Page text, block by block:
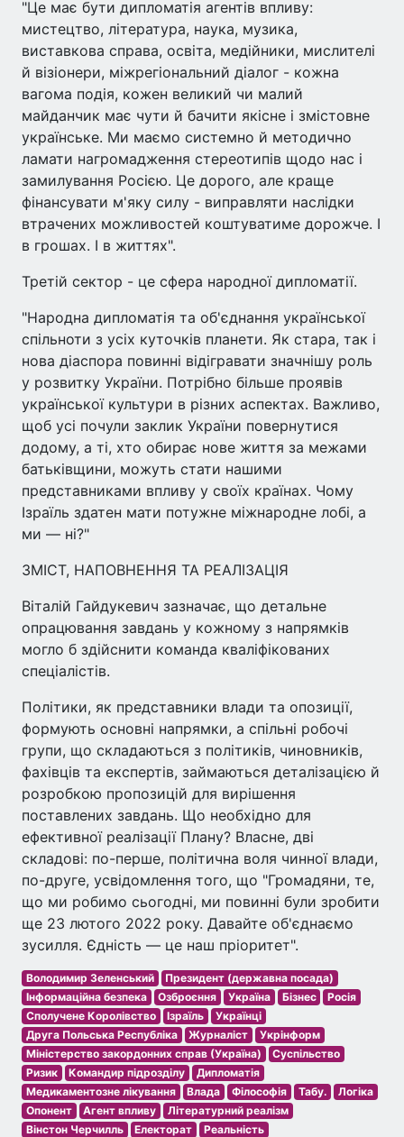
"Це має бути дипломатія агентів впливу:
мистецтво, література, наука, музика,
виставкова справа, освіта, медійники, мислителі
й візіонери, міжрегіональний діалог - кожна
вагома подія, кожен великий чи малий
майданчик має чути й бачити якісне і змістовне
українське. Ми маємо системно й методично
ламати нагромадження стереотипів щодо нас і
замилування Росією. Це дорого, але краще
фінансувати м'яку силу - виправляти наслідки
втрачених можливостей коштуватиме дорожче. І
в грошах. І в життях".
Третій сектор - це сфера народної дипломатії.
"Народна дипломатія та об'єднання української
спільноти з усіх куточків планети. Як стара, так і
нова діаспора повинні відігравати значнішу роль
у розвитку України. Потрібно більше проявів
української культури в різних аспектах. Важливо,
щоб усі почули заклик України повернутися
додому, а ті, хто обирає нове життя за межами
батьківщини, можуть стати нашими
представниками впливу у своїх країнах. Чому
Ізраїль здатен мати потужне міжнародне лобі, а
ми — ні?"
ЗМІСТ, НАПОВНЕННЯ ТА РЕАЛІЗАЦІЯ
Віталій Гайдукевич зазначає, що детальне
опрацювання завдань у кожному з напрямків
могло б здійснити команда кваліфікованих
спеціалістів.
Політики, як представники влади та опозиції,
формують основні напрямки, а спільні робочі
групи, що складаються з політиків, чиновників,
фахівців та експертів, займаються деталізацією й
розробкою пропозицій для вирішення
поставлених завдань. Що необхідно для
ефективної реалізації Плану? Власне, дві
складові: по-перше, політична воля чинної влади,
по-друге, усвідомлення того, що "Громадяни, те,
що ми робимо сьогодні, ми повинні були зробити
ще 23 лютого 2022 року. Давайте об'єднаємо
зусилля. Єдність — це наш пріоритет".
Володимир Зеленський
Президент (державна посада)
Інформаційна безпека
Озброєння Україна Бізнес
Росія
Сполучене Королівство
Ізраїль
Українці
Друга Польська Республіка
Журналіст
Укрінформ
Міністерство закордонних справ (Україна)
Суспільство
Ризик
Командир підрозділу
Дипломатія
Медикаментозне лікування
Влада Філософія Табу.
Логіка
Опонент
Агент впливу
Літературний реалізм
Вінстон Черчилль
Електорат Реальність